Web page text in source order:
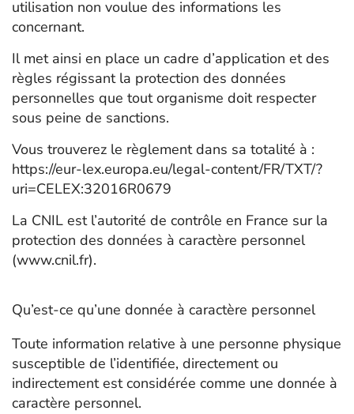
utilisation non voulue des informations les
concernant.
Il met ainsi en place un cadre d’application et des
règles régissant la protection des données
personnelles que tout organisme doit respecter
sous peine de sanctions.
Vous trouverez le règlement dans sa totalité à :
https://eur-lex.europa.eu/legal-content/FR/TXT/?
uri=CELEX:32016R0679
La CNIL est l’autorité de contrôle en France sur la
protection des données à caractère personnel
(www.cnil.fr).
Qu’est-ce qu’une donnée à caractère personnel
Toute information relative à une personne physique
susceptible de l’identifiée, directement ou
indirectement est considérée comme une donnée à
caractère personnel.